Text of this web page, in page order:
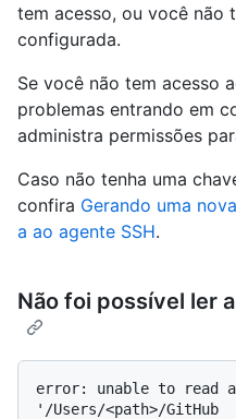
tem acesso, ou você não
configurada.
Se você não tem acesso
problemas entrando em
administra permissões
Caso não tenha uma
confira Gerando uma
a ao agente SSH.
Não foi possível ler
error: unable to read
'/Users/<path>/GitHub